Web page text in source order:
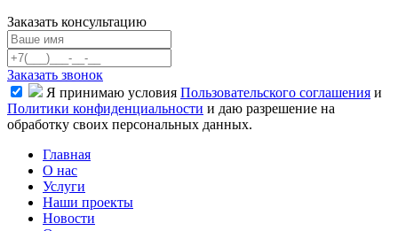
Заказать консультацию
Заказать звонок
Я принимаю условия Пользовательского соглашения и
Политики конфиденциальности и даю разрешение на
обработку своих персональных данных.
Главная
О нас
Услуги
Наши проекты
Новости